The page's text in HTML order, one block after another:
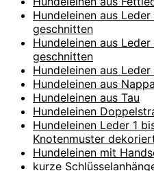
Hundeleinen aus Leder
geschnitten
Hundeleinen aus Leder
geschnitten
Hundeleinen aus
Hundeleinen aus
Hundeleinen aus Tau
Hundeleinen
Hundeleinen Leder 1
Knotenmuster
Hundeleinen mit
kurze